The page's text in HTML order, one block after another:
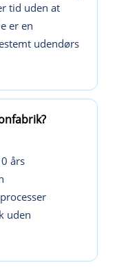
tid uden at
er en
udendørs
års
uden